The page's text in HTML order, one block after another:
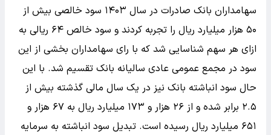
سهامداران بانک صادرات در سال ۱۴۰۳ سود خالصی بیش از
۵۰ هزار میلیارد ریال را تجربه کردند و سود خالص ۶۴ ریالی به
ازای هر سهم شناسایی شد که با رای سهامداران بخشی از این
سود در مجمع عمومی عادی سالیانه بانک تقسیم شد. با این
حال سود انباشته بانک نیز در یک سال مالی گذشته بیش از
۲.۵ برابر شده و از ۲۶ هزار و ۱۷۳ میلیارد ریال به ۶۷ هزار و
۶۵۱ میلیارد ریال رسیده است. تبدیل سود انباشته به سرمایه